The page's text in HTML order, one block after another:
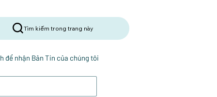
Tìm kiếm trong trang này
để nhận Bản Tin của chúng tôi